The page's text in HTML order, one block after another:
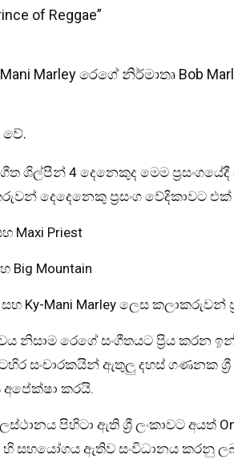
of Reggae”
Mani Marley රෙගේ නිර්මාතෘ Bob
වේ.
ශිල්පීන් 4 දෙනෙකුද මෙම
දෙදෙනෙකු ප්‍රසංග වේදිකාවට
Maxi Priest
Big Mountain
සහ Ky-Mani Marley ලෙස
නිසාම රෙගේ සංගීතයට ප්‍රිය කරන
සංචාරකයින් ඇතුලු දහස් ගණනක ශ්‍රී
කරයි.
පිහිටා ඇති ශ්‍රී ලංකාවට අයත් One
හි සහයෝගය ඇතිව සංවිධානය කරනු